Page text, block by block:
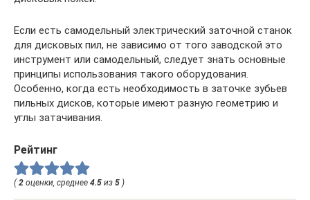
Если есть самодельный электрический заточной станок
для дисковых пил, не зависимо от того заводской это
инструмент или самодельный, следует знать основные
принципы использования такого оборудования.
Особенно, когда есть необходимость в заточке зубьев
пильных дисков, которые имеют разную геометрию и
углы затачивания.
Рейтинг
( 2 оценки, среднее 4.5 из 5 )